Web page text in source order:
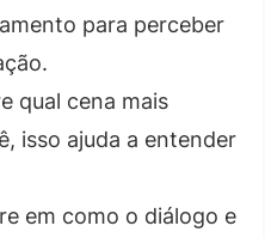
para perceber
qual cena mais
isso ajuda a entender
em como o diálogo e